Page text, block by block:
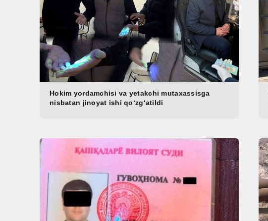
Hokim yordamchisi va yetakchi mutaxassisga
nisbatan jinoyat ishi qo‘zg‘atildi